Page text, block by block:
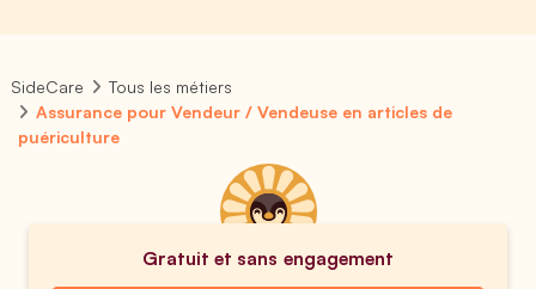
SideCare
Tous les métiers
Assurance pour Vendeur / Vendeuse en articles de
puériculture
Gratuit et sans engagement